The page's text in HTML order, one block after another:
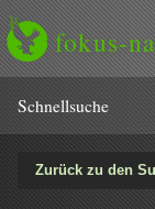
fokus-
Schnell­suche
Zurück zu den